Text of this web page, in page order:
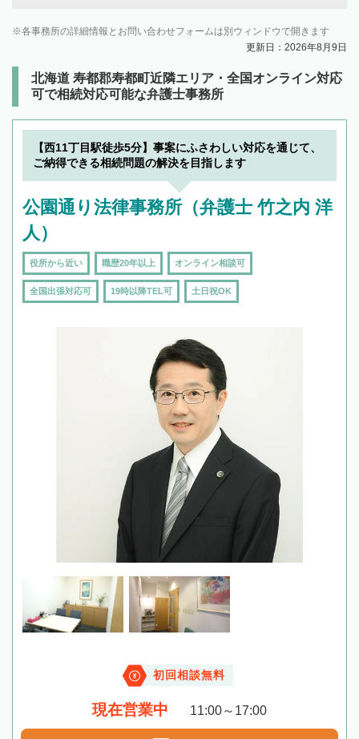
各事務所の詳細情報とお問い合わせフォームは別ウィンドウで開きます
更新日：2026年8月9日
北海道 寿都郡寿都町近隣エリア・全国オンライン対応
可で相続対応可能な弁護士事務所
【西11丁目駅徒歩5分】事案にふさわしい対応を通じて、
ご納得できる相続問題の解決を目指します
公園通り法律事務所（弁護士 竹之内 洋
人）
役所から近い 職歴20年以上 オンライン相談可
全国出張対応可 19時以降TEL可 土日祝OK
初回相談無料
現在営業中 11:00～17:00